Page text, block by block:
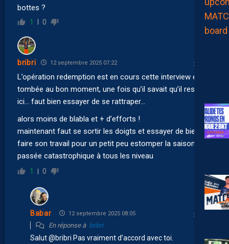
bottes ?
1 0
bribri 12 septembre 2025 07:22
L’opération redemption est en cours cette interview est
tombée au bon moment, une fois qu’il savait qu’il resterai
ici… faut bien essayer de se rattraper…
alors moins de blabla et + d’efforts !
maintenant faut se sortir les doigts et essayer de bien
faire son travail pour un petit peu estomper la saison
passée catastrophique à tous les niveau
1 0
Babar 12 septembre 2025 08:05
En réponse à bribri
Salut @bribri Pas vraiment d’accord avec toi.